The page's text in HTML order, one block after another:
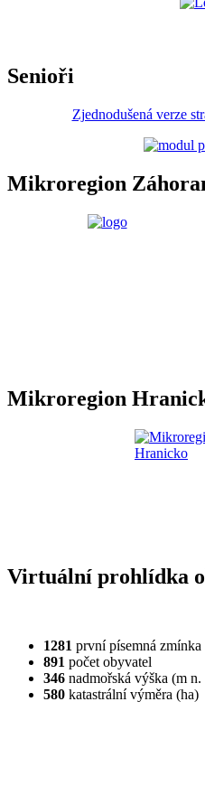
Senioři
Zjednodušená verze
Mikroregion
Mikroregion
Virtuální prohlídka
1281 první písemná zmínka
891 počet obyvatel
346 nadmořská výška (m n.
580 katastrální výměra (ha)